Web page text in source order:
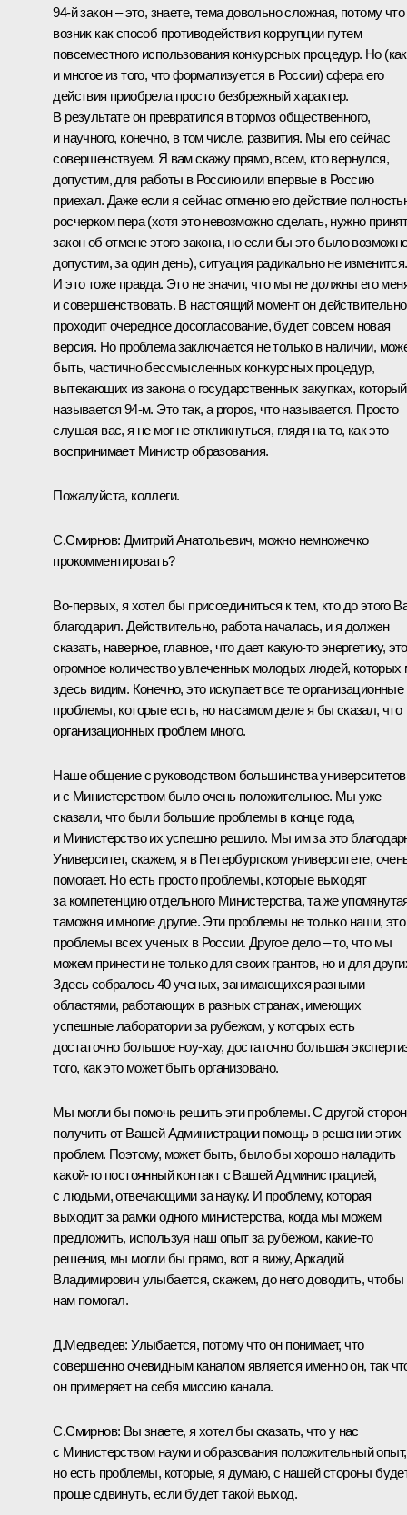
94-й закон – это, знаете, тема довольно сложная, потому что
возник как способ противодействия коррупции путем
повсеместного использования конкурсных процедур. Но (как
и многое из того, что формализуется в России) сфера его
действия приобрела просто безбрежный характер.
В результате он превратился в тормоз общественного,
и научного, конечно, в том числе, развития. Мы его сейчас
совершенствуем. Я вам скажу прямо, всем, кто вернулся,
допустим, для работы в Россию или впервые в Россию
приехал. Даже если я сейчас отменю его действие
росчерком пера (хотя это невозможно сделать, нужно
закон об отмене этого закона, но если бы это было
допустим, за один день), ситуация радикально не изменится.
И это тоже правда. Это не значит, что мы не должны его
и совершенствовать. В настоящий момент он действительно
проходит очередное досогласование, будет совсем новая
версия. Но проблема заключается не только в наличии,
быть, частично бессмысленных конкурсных процедур,
вытекающих из закона о государственных закупках, который
называется 94-м. Это так, a propos, что называется. Просто
слушая вас, я не мог не откликнуться, глядя на то, как это
воспринимает Министр образования.
Пожалуйста, коллеги.
С.Смирнов: Дмитрий Анатольевич, можно немножечко
прокомментировать?
Во‑первых, я хотел бы присоединиться к тем, кто до этого
благодарил. Действительно, работа началась, и я должен
сказать, наверное, главное, что дает какую‑то энергетику, это
огромное количество увлеченных молодых людей,
здесь видим. Конечно, это искупает все те организационные
проблемы, которые есть, но на самом деле я бы сказал, что
организационных проблем много.
Наше общение с руководством большинства университетов
и с Министерством было очень положительное. Мы уже
сказали, что были большие проблемы в конце года,
и Министерство их успешно решило. Мы им за это
Университет, скажем, я в Петербургском университете,
помогает. Но есть просто проблемы, которые выходят
за компетенцию отдельного Министерства, та же
таможня и многие другие. Эти проблемы не только наши, это
проблемы всех ученых в России. Другое дело – то, что мы
можем принести не только для своих грантов, но и для
Здесь собралось 40 ученых, занимающихся разными
областями, работающих в разных странах, имеющих
успешные лаборатории за рубежом, у которых есть
достаточно большое ноу-хау, достаточно большая
того, как это может быть организовано.
Мы могли бы помочь решить эти проблемы. С другой
получить от Вашей Администрации помощь в решении этих
проблем. Поэтому, может быть, было бы хорошо наладить
какой‑то постоянный контакт с Вашей Администрацией,
с людьми, отвечающими за науку. И проблему, которая
выходит за рамки одного министерства, когда мы можем
предложить, используя наш опыт за рубежом, какие‑то
решения, мы могли бы прямо, вот я вижу, Аркадий
Владимирович улыбается, скажем, до него доводить, чтобы
нам помогал.
Д.Медведев: Улыбается, потому что он понимает, что
совершенно очевидным каналом является именно он, так
он примеряет на себя миссию канала.
С.Смирнов: Вы знаете, я хотел бы сказать, что у нас
с Министерством науки и образования положительный опыт,
но есть проблемы, которые, я думаю, с нашей стороны
проще сдвинуть, если будет такой выход.